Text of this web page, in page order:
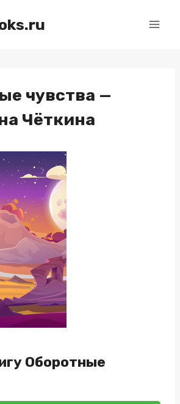
чувства —
Чёткина
Оборотные